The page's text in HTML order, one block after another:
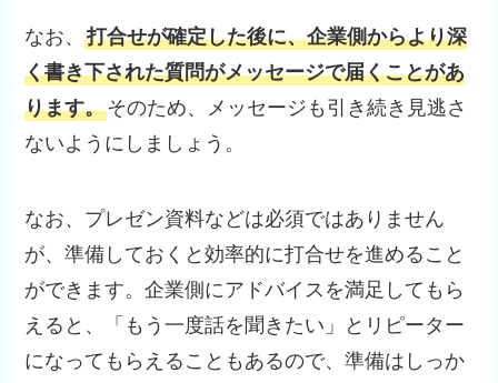
なお、打合せが確定した後に、企業側からより深
く書き下された質問がメッセージで届くことがあ
ります。そのため、メッセージも引き続き見逃さ
ないようにしましょう。
なお、プレゼン資料などは必須ではありません
が、準備しておくと効率的に打合せを進めること
ができます。企業側にアドバイスを満足してもら
えると、「もう一度話を聞きたい」とリピーター
になってもらえることもあるので、準備はしっか